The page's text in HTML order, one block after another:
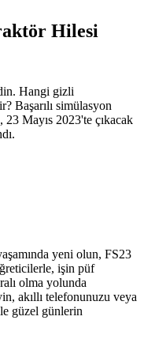
Hilesi
Hangi gizli
Başarılı simülasyon
Mayıs 2023'te çıkacak
yeni olun, FS23
işin püf
olma yolunda
akıllı telefonunuzu veya
güzel günlerin